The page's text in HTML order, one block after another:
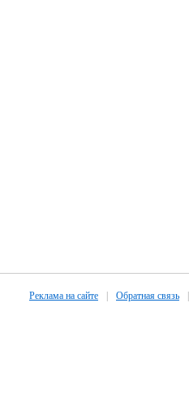
Реклама на сайте Обратная связь